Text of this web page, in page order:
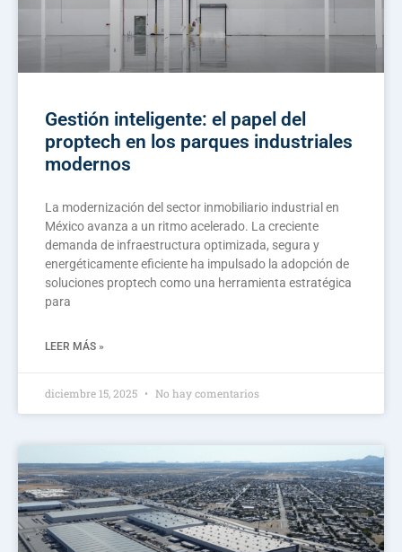
Gestión inteligente: el papel del
proptech en los parques industriales
modernos
La modernización del sector inmobiliario industrial en
México avanza a un ritmo acelerado. La creciente
demanda de infraestructura optimizada, segura y
energéticamente eficiente ha impulsado la adopción de
soluciones proptech como una herramienta estratégica
para
LEER MÁS »
diciembre 15, 2025 No hay comentarios